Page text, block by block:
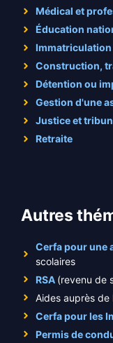
Médical et
Éducation
Immatriculation
Construction,
Détention ou
Gestion d'une
Justice et
Retraite
Autres
Cerfa pour une
scolaires
RSA (revenu de
Aides auprès de
Cerfa pour les
Permis de